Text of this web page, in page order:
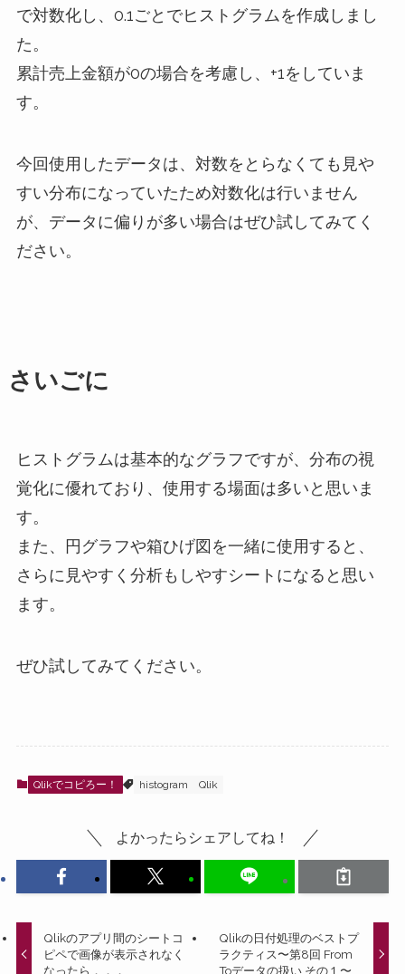
で対数化し、0.1ごとでヒストグラムを作成しまし
た。
累計売上金額が0の場合を考慮し、+1をしていま
す。
今回使用したデータは、対数をとらなくても見や
すい分布になっていたため対数化は行いません
が、データに偏りが多い場合はぜひ試してみてく
ださい。
さいごに
ヒストグラムは基本的なグラフですが、分布の視
覚化に優れており、使用する場面は多いと思いま
す。
また、円グラフや箱ひげ図を一緒に使用すると、
さらに見やすく分析もしやすシートになると思い
ます。
ぜひ試してみてください。
Qlikでコピろー！ histogram Qlik
よかったらシェアしてね！
Qlikのアプリ間のシートコ
ピペで画像が表示されなく
なったら．．．
Qlikの日付処理のベストプ
ラクティス〜第8回 From
Toデータの扱い その１〜